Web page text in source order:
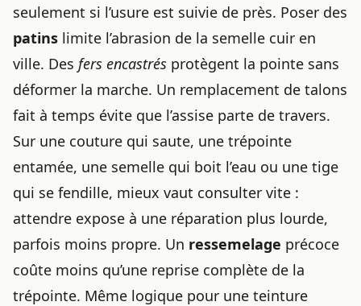
seulement si l’usure est suivie de près. Poser des
patins limite l’abrasion de la semelle cuir en
ville. Des fers encastrés protègent la pointe sans
déformer la marche. Un remplacement de talons
fait à temps évite que l’assise parte de travers.
Sur une couture qui saute, une trépointe
entamée, une semelle qui boit l’eau ou une tige
qui se fendille, mieux vaut consulter vite :
attendre expose à une réparation plus lourde,
parfois moins propre. Un ressemelage précoce
coûte moins qu’une reprise complète de la
trépointe. Même logique pour une teinture